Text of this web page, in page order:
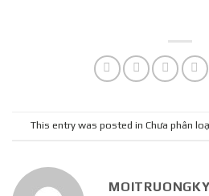
This entry was posted in Chưa phân